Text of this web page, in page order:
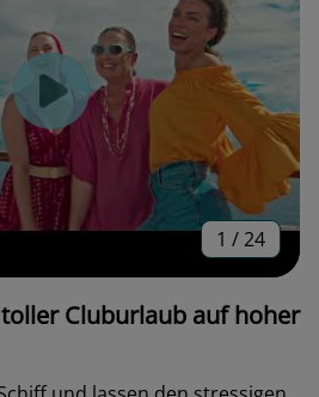
1 /24
Cluburlaub auf hoher